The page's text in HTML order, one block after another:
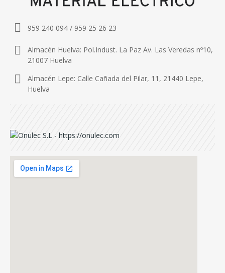
959 240 094 / 959 25 26 23
Almacén Huelva: Pol.Indust. La Paz Av. Las Veredas nº10,
21007 Huelva
Almacén Lepe: Calle Cañada del Pilar, 11, 21440 Lepe,
Huelva